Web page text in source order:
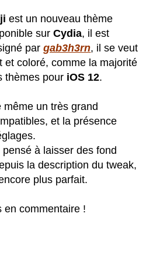
est un nouveau thème
surCydia, il est
pargab3h3rn, il se veut
et coloré, comme la majorité
thèmes pour iOS 12.
un très grand
et la présence
à laisser des fond
la description du tweak,
plus parfait.
en commentaire !